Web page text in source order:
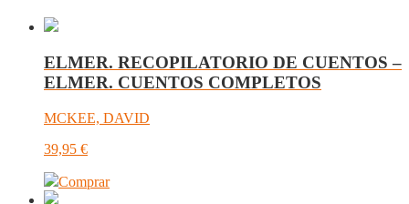
ELMER. RECOPILATORIO DE CUENTOS –
ELMER. CUENTOS COMPLETOS
MCKEE, DAVID
39,95 €
Comprar